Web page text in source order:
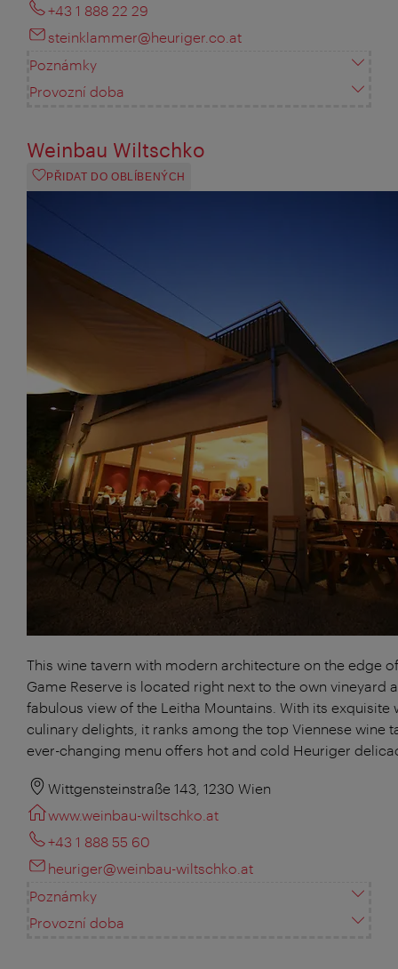
+43 1 888 22 29
steinklammer@heuriger.co.at
Poznámky
Provozní doba
Weinbau Wiltschko
PŘIDAT DO OBLÍBENÝCH
This wine tavern with modern architecture on the edge
Game Reserve is located right next to the own vineyard
fabulous view of the Leitha Mountains. With its exquisite
culinary delights, it ranks among the top Viennese wine
ever-changing menu offers hot and cold Heuriger
Wittgensteinstraße 143, 1230 Wien
www.weinbau-wiltschko.at
+43 1 888 55 60
heuriger@weinbau-wiltschko.at
Poznámky
Provozní doba